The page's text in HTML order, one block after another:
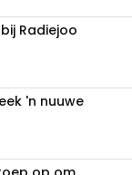
Radiejoo
'n nuuwe